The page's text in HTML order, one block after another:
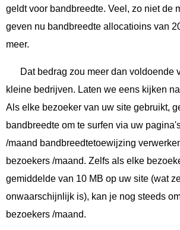
geldt voor bandbreedte. Veel, zo niet de
geven nu bandbreedte allocatioins van
meer.
Dat bedrag zou meer dan voldoende
kleine bedrijven. Laten we eens kijken
Als elke bezoeker van uw site gebruikt,
bandbreedte om te surfen via uw
/maand bandbreedtetoewijzing
bezoekers /maand. Zelfs als elke
gemiddelde van 10 MB op uw site (wat
onwaarschijnlijk is), kan je nog steeds
bezoekers /maand.